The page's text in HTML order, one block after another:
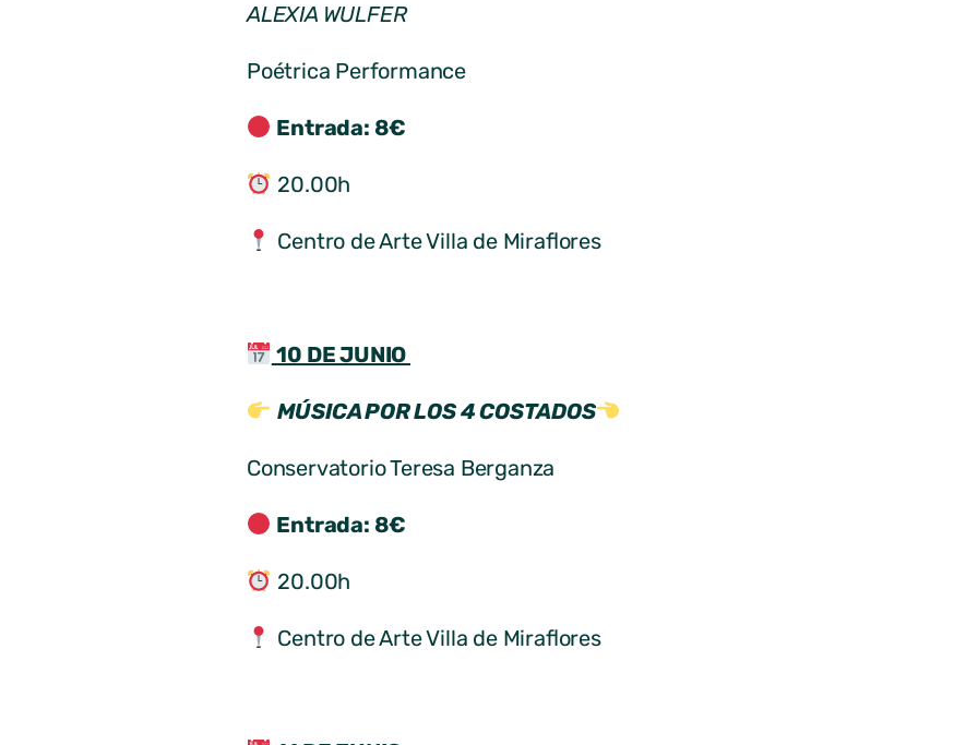
ALEXIA WULFER
Poétrica Performance
Entrada: 8€
20.00h
Centro de Arte Villa de Miraflores
10 DE JUNIO
MÚSICA POR LOS 4 COSTADOS
Conservatorio Teresa Berganza
Entrada: 8€
20.00h
Centro de Arte Villa de Miraflores